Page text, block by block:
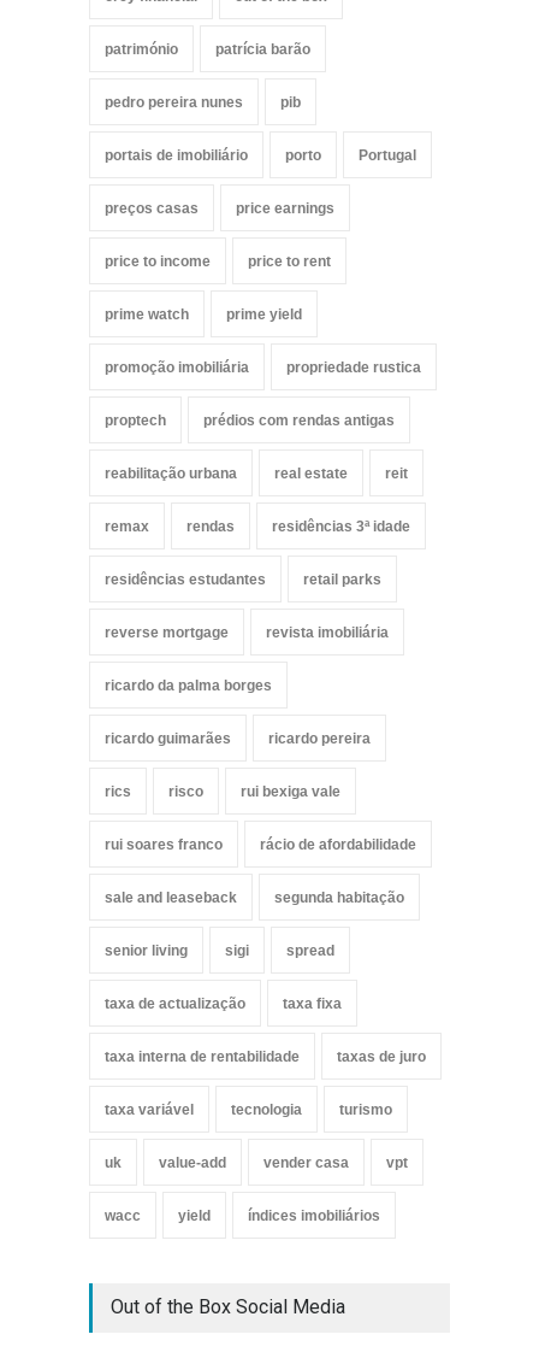
património patrícia barão
pedro pereira nunes pib
portais de imobiliário porto Portugal
preços casas price earnings
price to income price to rent
prime watch prime yield
promoção imobiliária propriedade rustica
proptech prédios com rendas antigas
reabilitação urbana real estate reit
remax rendas residências 3ª idade
residências estudantes retail parks
reverse mortgage revista imobiliária
ricardo da palma borges
ricardo guimarães ricardo pereira
rics risco rui bexiga vale
rui soares franco rácio de afordabilidade
sale and leaseback segunda habitação
senior living sigi spread
taxa de actualização taxa fixa
taxa interna de rentabilidade taxas de juro
taxa variável tecnologia turismo
uk value-add vender casa vpt
wacc yield índices imobiliários
Out of the Box Social Media